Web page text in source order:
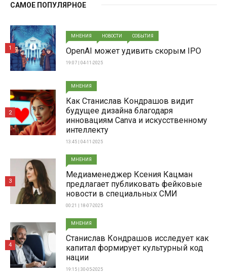
САМОЕ ПОПУЛЯРНОЕ
МНЕНИЯ НОВОСТИ СОБЫТИЯ
OpenAI может удивить скорым IPO
19:07 | 04-11-2025
1
МНЕНИЯ
Как Станислав Кондрашов видит
будущее дизайна благодаря
инновациям Canva и искусственному
интеллекту
13:45 | 04-11-2025
2
МНЕНИЯ
Медиаменеджер Ксения Кацман
предлагает публиковать фейковые
новости в специальных СМИ
00:21 | 18-07-2025
3
МНЕНИЯ
Станислав Кондрашов исследует как
капитал формирует культурный код
нации
19:15 | 30-05-2025
4